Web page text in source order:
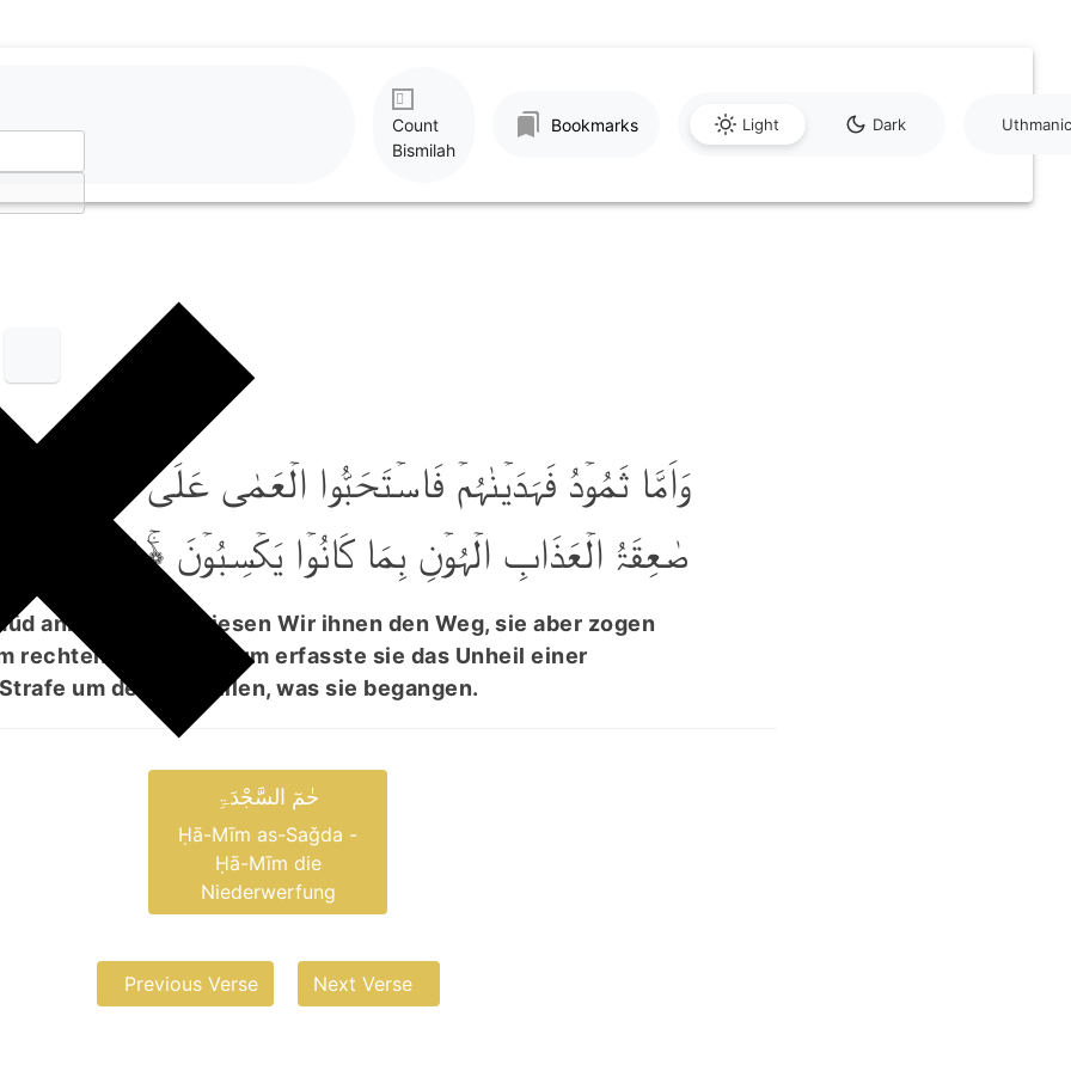
Count
Bismilah
Bookmarks Light Dark Uthmanic
وَاَمَّا ثَمُوۡدُ فَہَدَیۡنٰہُمۡ فَاسۡتَحَبُّوا الۡعَمٰی عَلَی الۡہُدٰی
صٰعِقَۃُ الۡعَذَابِ الۡہُوۡنِ بِمَا کَانُوۡا یَکۡسِبُوۡنَ ﴿ۚ۱۸﴾
anbelangt, so wiesen Wir ihnen den Weg, sie aber zogen
rechten Weg vor, drum erfasste sie das Unheil einer
um dessentwillen, was sie begangen.
حٰمٓ السَّجْدَۃِ
Ḥā-Mīm as-Saǧda -
Ḥā-Mīm die
Niederwerfung
Previous Verse Next Verse